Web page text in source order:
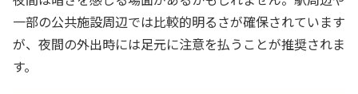
一部の公共施設周辺では比較的明るさが確保されています
が、夜間の外出時には足元に注意を払うことが推奨されま
す。